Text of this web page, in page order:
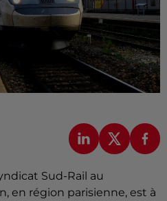
Sud-Rail au
en région parisienne, est à